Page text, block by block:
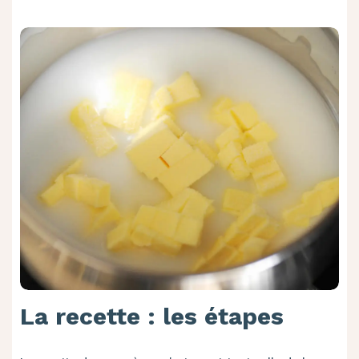
La recette : les étapes